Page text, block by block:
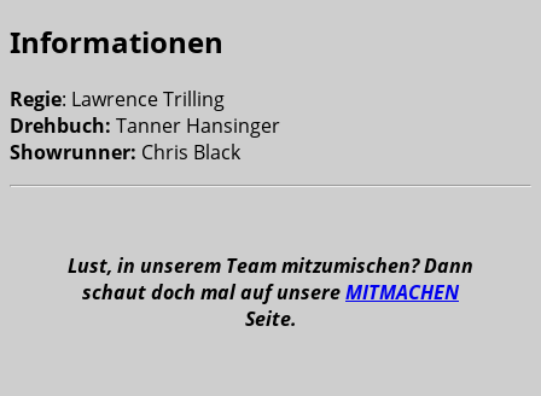
Informationen
Regie: Lawrence Trilling
Drehbuch: Tanner Hansinger
Showrunner: Chris Black
Lust, in unserem Team mitzumischen? Dann
schaut doch mal auf unsereMITMACHEN
Seite.